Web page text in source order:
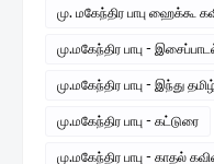
மு. மகேந்திர பாபு ஹைக்கூ
மு.மகேந்திர பாபு -
மு.மகேந்திர பாபு - இந்து
மு.மகேந்திர பாபு - கட்டுரை
மு.மகேந்திர பாபு - காதல்